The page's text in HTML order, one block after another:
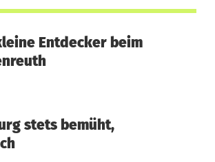
Entdecker beim
stets bemüht,